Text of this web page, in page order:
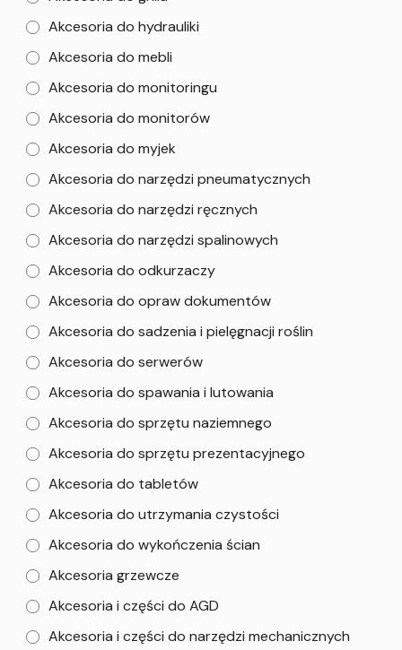
Akcesoria do hydrauliki
Akcesoria do mebli
Akcesoria do monitoringu
Akcesoria do monitorów
Akcesoria do myjek
Akcesoria do narzędzi pneumatycznych
Akcesoria do narzędzi ręcznych
Akcesoria do narzędzi spalinowych
Akcesoria do odkurzaczy
Akcesoria do opraw dokumentów
Akcesoria do sadzenia i pielęgnacji roślin
Akcesoria do serwerów
Akcesoria do spawania i lutowania
Akcesoria do sprzętu naziemnego
Akcesoria do sprzętu prezentacyjnego
Akcesoria do tabletów
Akcesoria do utrzymania czystości
Akcesoria do wykończenia ścian
Akcesoria grzewcze
Akcesoria i części do AGD
Akcesoria i części do narzędzi mechanicznych